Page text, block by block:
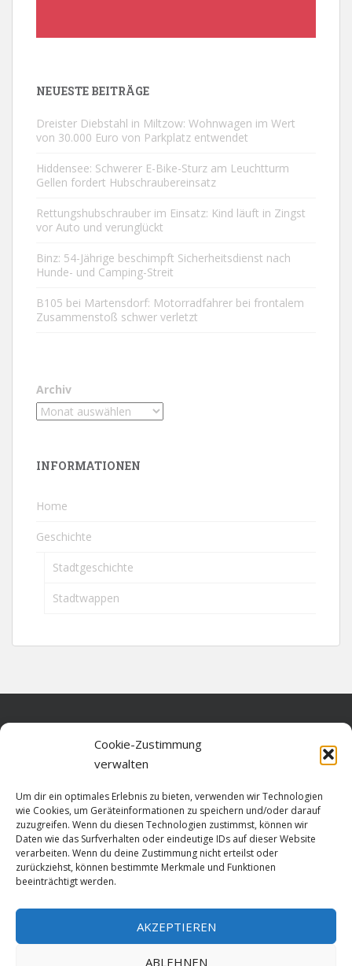
Cookie-Zustimmung
verwalten
Um dir ein optimales Erlebnis zu bieten, verwenden wir Technologien
wie Cookies, um Geräteinformationen zu speichern und/oder darauf
zuzugreifen. Wenn du diesen Technologien zustimmst, können wir
Daten wie das Surfverhalten oder eindeutige IDs auf dieser Website
verarbeiten. Wenn du deine Zustimmung nicht erteilst oder
zurückziehst, können bestimmte Merkmale und Funktionen
beeinträchtigt werden.
AKZEPTIEREN
ABLEHNEN
NEUESTE BEITRÄGE
Dreister Diebstahl in Miltzow: Wohnwagen im Wert
von 30.000 Euro von Parkplatz entwendet
Hiddensee: Schwerer E-Bike-Sturz am Leuchtturm
Gellen fordert Hubschraubereinsatz
Rettungshubschrauber im Einsatz: Kind läuft in Zingst
vor Auto und verunglückt
Binz: 54-Jährige beschimpft Sicherheitsdienst nach
Hunde- und Camping-Streit
B105 bei Martensdorf: Motorradfahrer bei frontalem
Zusammenstoß schwer verletzt
Archiv
INFORMATIONEN
Home
Geschichte
Stadtgeschichte
Stadtwappen
Datenschutz
Cookie-Richtlinie (EU)
Impressum
HOME